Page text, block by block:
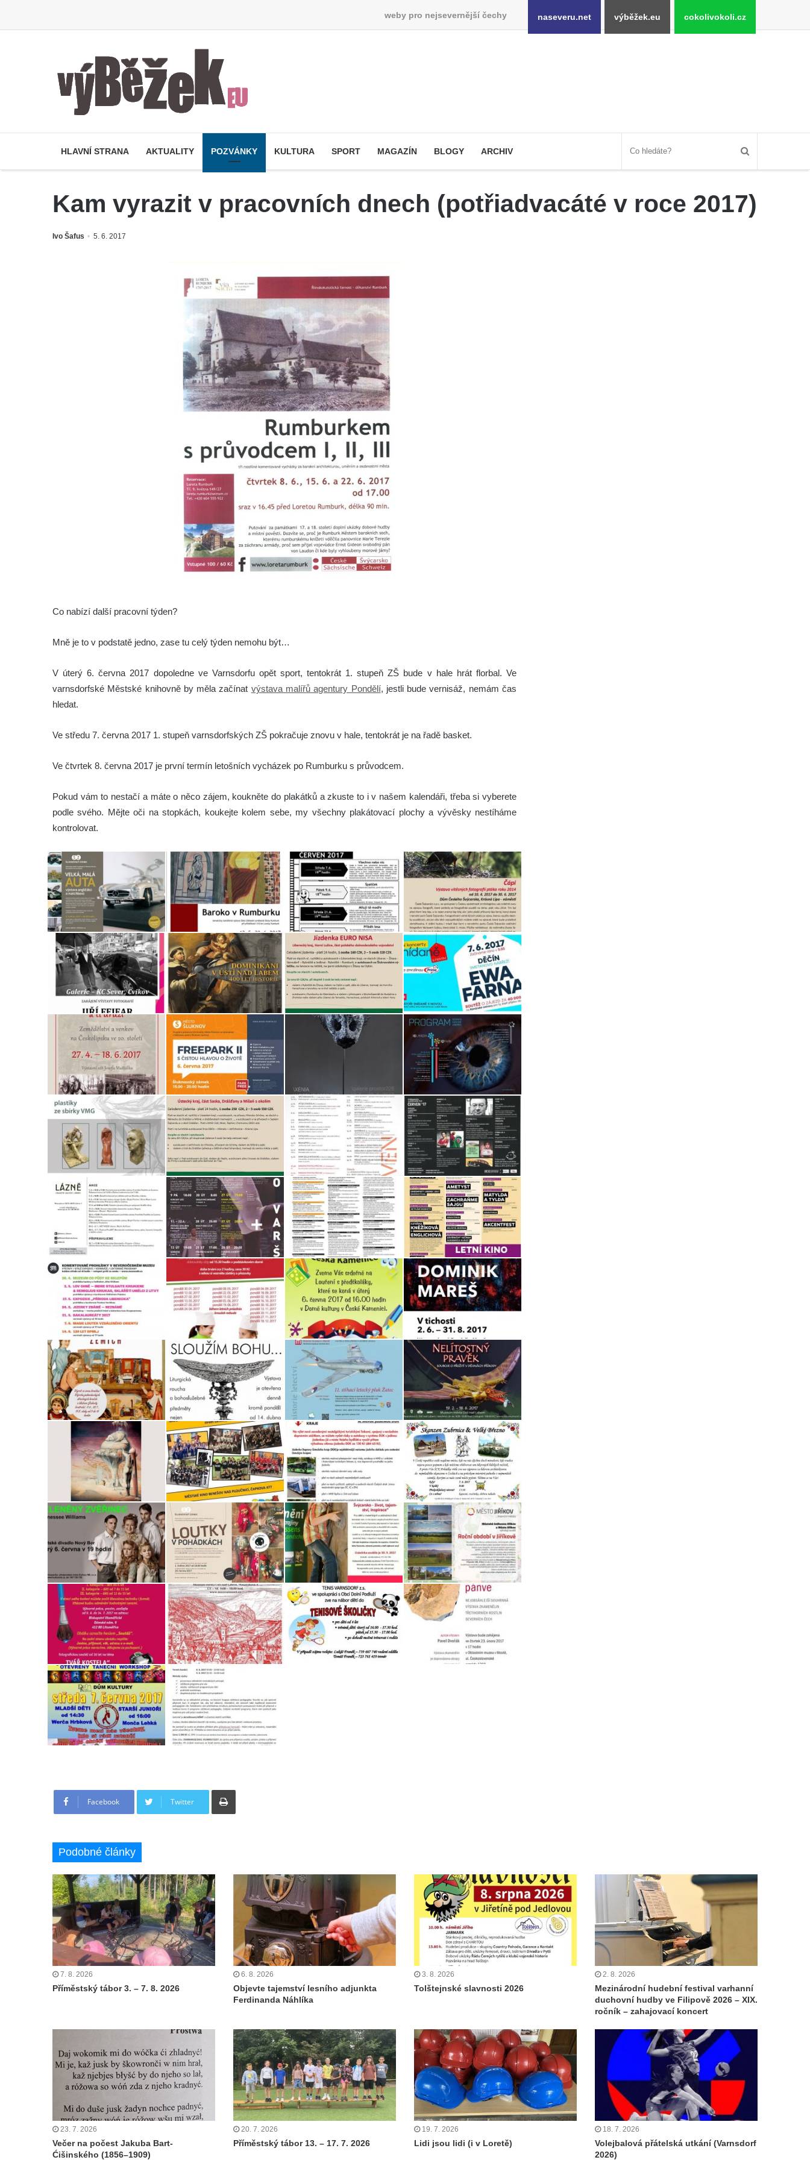
weby pro nejsevernější čechy naseveru.net výběžek.eu cokolivokoli.cz
HLAVNÍ STRANA AKTUALITY POZVÁNKY KULTURA SPORT MAGAZÍN BLOGY ARCHIV
Kam vyrazit v pracovních dnech (potřiadvacáté v roce 2017)
Ivo Šafus 5. 6. 2017
Co nabízí další pracovní týden?
Mně je to v podstatě jedno, zase tu celý týden nemohu být…
V úterý 6. června 2017 dopoledne ve Varnsdorfu opět sport, tentokrát 1. stupeň ZŠ bude v hale hrát florbal. Ve
varnsdorfské Městské knihovně by měla začínat výstava malířů agentury Pondělí, jestli bude vernisáž, nemám čas
hledat.
Ve středu 7. června 2017 1. stupeň varnsdorfských ZŠ pokračuje znovu v hale, tentokrát je na řadě basket.
Ve čtvrtek 8. června 2017 je první termín letošních vycházek po Rumburku s průvodcem.
Pokud vám to nestačí a máte o něco zájem, koukněte do plakátků a zkuste to i v našem kalendáři, třeba si vyberete
podle svého. Mějte oči na stopkách, koukejte kolem sebe, my všechny plakátovací plochy a vývěsky nestíháme
kontrolovat.
Facebook Twitter
Tisknout
Podobné články
7. 8. 2026
Příměstský tábor 3. – 7. 8. 2026
6. 8. 2026
Objevte tajemství lesního adjunkta
Ferdinanda Náhlíka
3. 8. 2026
Tolštejnské slavnosti 2026
2. 8. 2026
Mezinárodní hudební festival varhanní
duchovní hudby ve Filipově 2026 – XIX.
ročník – zahajovací koncert
23. 7. 2026
Večer na počest Jakuba Bart-
Ćišinského (1856–1909)
20. 7. 2026
Příměstský tábor 13. – 17. 7. 2026
19. 7. 2026
Lidi jsou lidi (i v Loretě)
18. 7. 2026
Volejbalová přátelská utkání (Varnsdorf
2026)